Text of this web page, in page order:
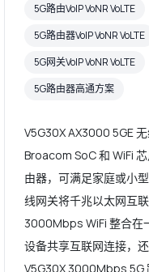
5G路由VoIP VoNR VoLTE
5G路由器VoIP VoNR VoLTE
5G网关VoIP VoNR VoLTE
5G路由器高通方案
V5G30X AX3000 5GE
Broacom SoC 和 WiFi
由器，可满足家庭或小
线网关将千兆以太网互
3000Mbps WiFi 整合在
设备共享互联网连接，
V5G30X 3000Mbps 5G